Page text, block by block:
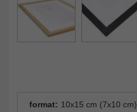
format: 10x15 cm (7x10 cm)